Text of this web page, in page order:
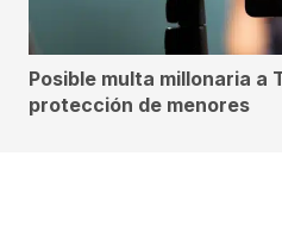
Posible multa millonaria a
protección de menores